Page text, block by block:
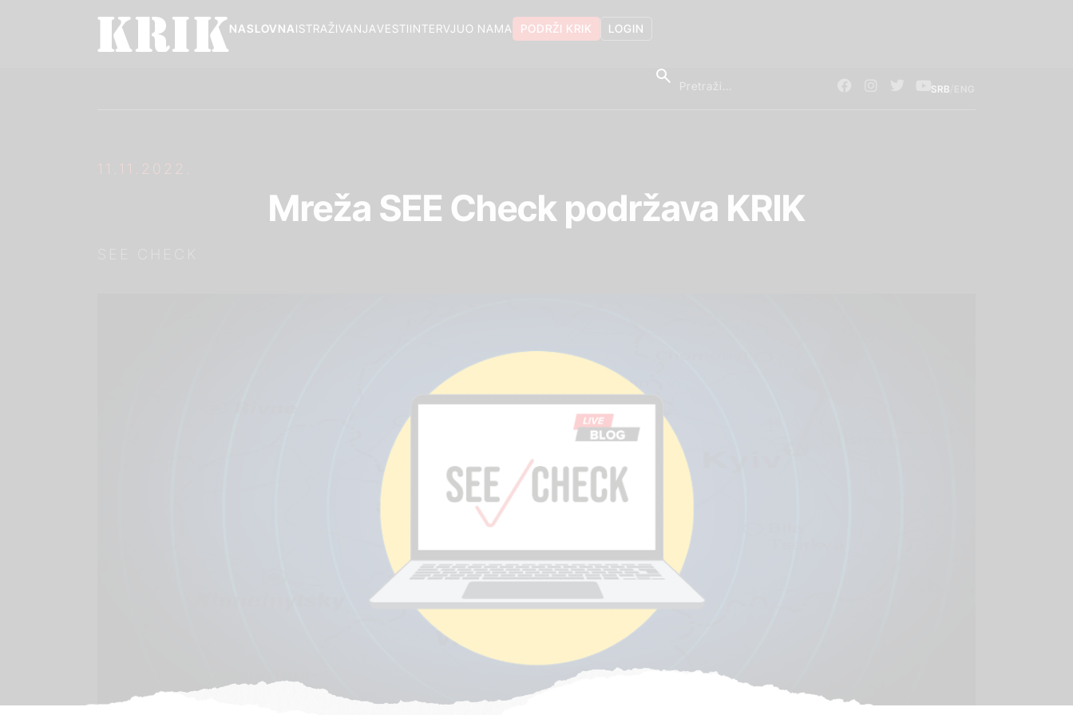
LOGIN
PODRŽI KRIK
O NAMA
INTERVJU
VESTI
ISTRAŽIVANJA
NASLOVNA
SRB
11.11.2022.
Mreža SEE Check podržava KRIK